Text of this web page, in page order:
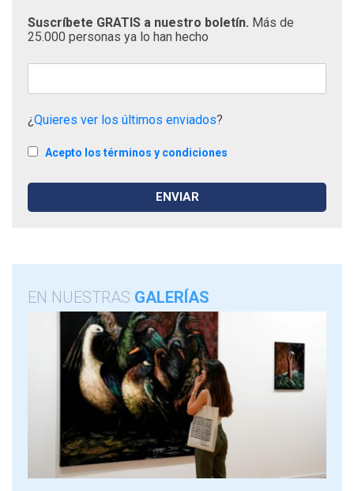
Suscríbete GRATIS a nuestro boletín. Más de
25.000 personas ya lo han hecho
¿Quieres ver los últimos enviados?
Acepto los términos y condiciones
EN NUESTRAS GALERÍAS